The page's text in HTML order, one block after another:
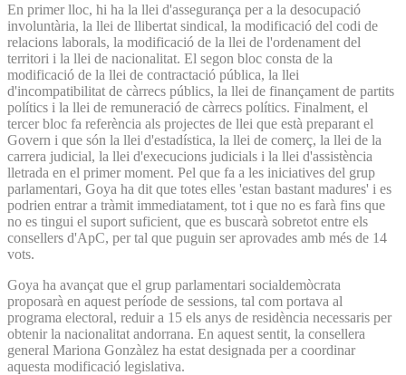
En primer lloc, hi ha la llei d'assegurança per a la desocupació
involuntària, la llei de llibertat sindical, la modificació del codi de
relacions laborals, la modificació de la llei de l'ordenament del
territori i la llei de nacionalitat. El segon bloc consta de la
modificació de la llei de contractació pública, la llei
d'incompatibilitat de càrrecs públics, la llei de finançament de partits
polítics i la llei de remuneració de càrrecs polítics. Finalment, el
tercer bloc fa referència als projectes de llei que està preparant el
Govern i que són la llei d'estadística, la llei de comerç, la llei de la
carrera judicial, la llei d'execucions judicials i la llei d'assistència
lletrada en el primer moment. Pel que fa a les iniciatives del grup
parlamentari, Goya ha dit que totes elles 'estan bastant madures' i es
podrien entrar a tràmit immediatament, tot i que no es farà fins que
no es tingui el suport suficient, que es buscarà sobretot entre els
consellers d'ApC, per tal que puguin ser aprovades amb més de 14
vots.
Goya ha avançat que el grup parlamentari socialdemòcrata
proposarà en aquest període de sessions, tal com portava al
programa electoral, reduir a 15 els anys de residència necessaris per
obtenir la nacionalitat andorrana. En aquest sentit, la consellera
general Mariona Gonzàlez ha estat designada per a coordinar
aquesta modificació legislativa.